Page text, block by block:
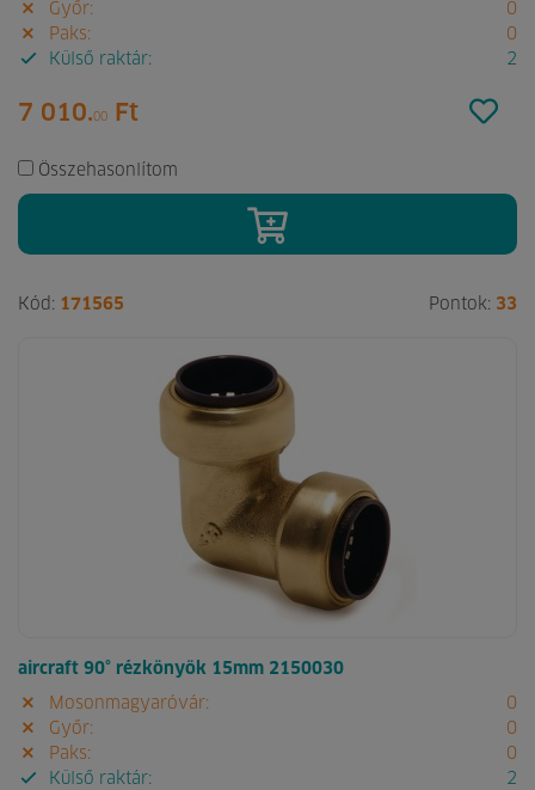
Győr:
0
Paks:
0
Külső raktár:
2
7 010.00 Ft
Összehasonlítom
Kód: 171565 Pontok: 33
aircraft 90° rézkönyök 15mm 2150030
Mosonmagyaróvár:
0
Győr:
0
Paks:
0
Külső raktár:
2